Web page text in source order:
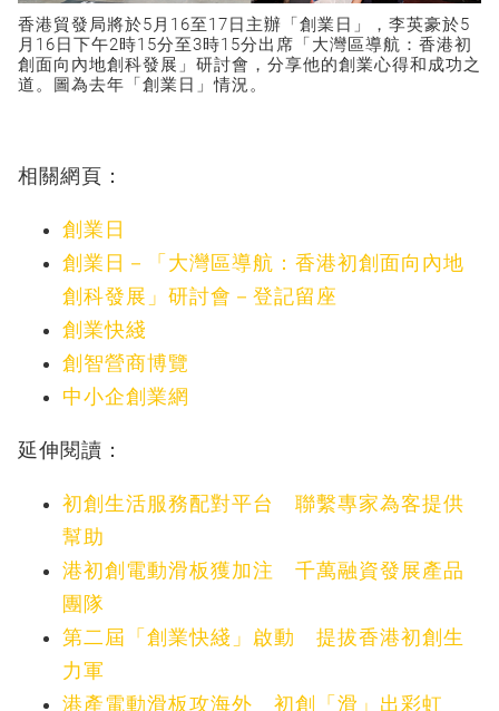
香港貿發局將於5月16至17日主辦「創業日」，李英豪於5
月16日下午2時15分至3時15分出席「大灣區導航：香港初
創面向內地創科發展」研討會，分享他的創業心得和成功之
道。圖為去年「創業日」情況。
相關網頁：
創業日
創業日－「大灣區導航：香港初創面向內地
創科發展」研討會－登記留座
創業快綫
創智營商博覽
中小企創業網
延伸閱讀：
初創生活服務配對平台 聯繫專家為客提供
幫助
港初創電動滑板獲加注 千萬融資發展產品
團隊
第二屆「創業快綫」啟動 提拔香港初創生
力軍
港產電動滑板攻海外 初創「滑」出彩虹